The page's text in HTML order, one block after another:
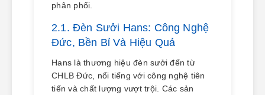
phân phối.
2.1. Đèn Sưởi Hans: Công Nghệ
Đức, Bền Bỉ Và Hiệu Quả
Hans là thương hiệu đèn sưởi đến từ
CHLB Đức, nổi tiếng với công nghệ tiên
tiến và chất lượng vượt trội. Các sản